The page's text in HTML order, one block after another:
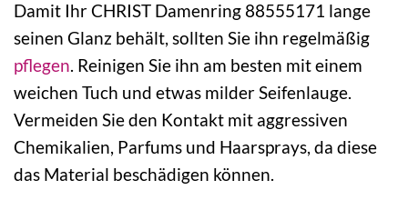
Damit Ihr CHRIST Damenring 88555171 lange
seinen Glanz behält, sollten Sie ihn regelmäßig
pflegen. Reinigen Sie ihn am besten mit einem
weichen Tuch und etwas milder Seifenlauge.
Vermeiden Sie den Kontakt mit aggressiven
Chemikalien, Parfums und Haarsprays, da diese
das Material beschädigen können.